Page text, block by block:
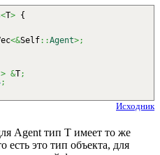
<T> {
<&Self::Agent>;
&T;
;
Исходник
Agent тип T имеет то же
есть это тип объекта, для